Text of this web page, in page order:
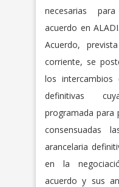
necesarias
acuerdo en
Acuerdo,
corriente, se
los
definitivas
programada para
consensuadas
arancelaria
en la
acuerdo y sus